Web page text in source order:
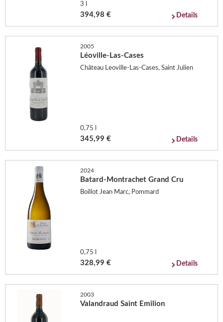
3 l
394,98 € Details
2005
Léoville-Las-Cases
Château Leoville-Las-Cases, Saint Julien
0,75 l
345,99 € Details
2024
Batard-Montrachet Grand Cru
Boillot Jean Marc, Pommard
0,75 l
328,99 € Details
2003
Valandraud Saint Emilion